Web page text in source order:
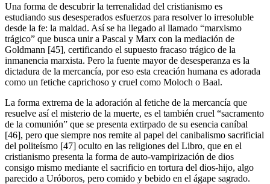
Una forma de descubrir la terrenalidad del cristianismo es
estudiando sus desesperados esfuerzos para resolver lo irresoluble
desde la fe: la maldad. Así se ha llegado al llamado “marxismo
trágico” que busca unir a Pascal y Marx con la mediación de
Goldmann [45], certificando el supuesto fracaso trágico de la
inmanencia marxista. Pero la fuente mayor de desesperanza es la
dictadura de la mercancía, por eso esta creación humana es adorada
como un fetiche caprichoso y cruel como Moloch o Baal.
La forma extrema de la adoración al fetiche de la mercancía que
resuelve así el misterio de la muerte, es el también cruel “sacramento
de la comunión” que se presenta extirpado de su esencia caníbal
[46], pero que siempre nos remite al papel del canibalismo sacrificial
del politeísmo [47] oculto en las religiones del Libro, que en el
cristianismo presenta la forma de auto-vampirización de dios
consigo mismo mediante el sacrificio en tortura del dios-hijo, algo
parecido a Uróboros, pero comido y bebido en el ágape sagrado.